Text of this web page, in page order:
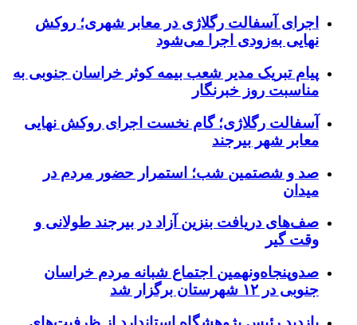
اجرای آسفالت رگلاژی در معابر شهری؛ روکش
نهایی به‌زودی اجرا می‌شود
پیام تبریک مدیر شعب بیمه کوثر خراسان جنوبی به
مناسبت روز خبرنگار
آسفالت رگلاژی؛ گام نخست اجرای روکش نهایی
معابر شهر بیرجند
صد و شصتمین شب؛ استمرار حضور مردم در
میدان
صف‌های دریافت بنزین آزاد در بیرجند طولانی و
وقت گیر
صدوپنجاه‌ونهمین اجتماع شبانه مردم خراسان
جنوبی در ۱۲ شهرستان برگزار شد